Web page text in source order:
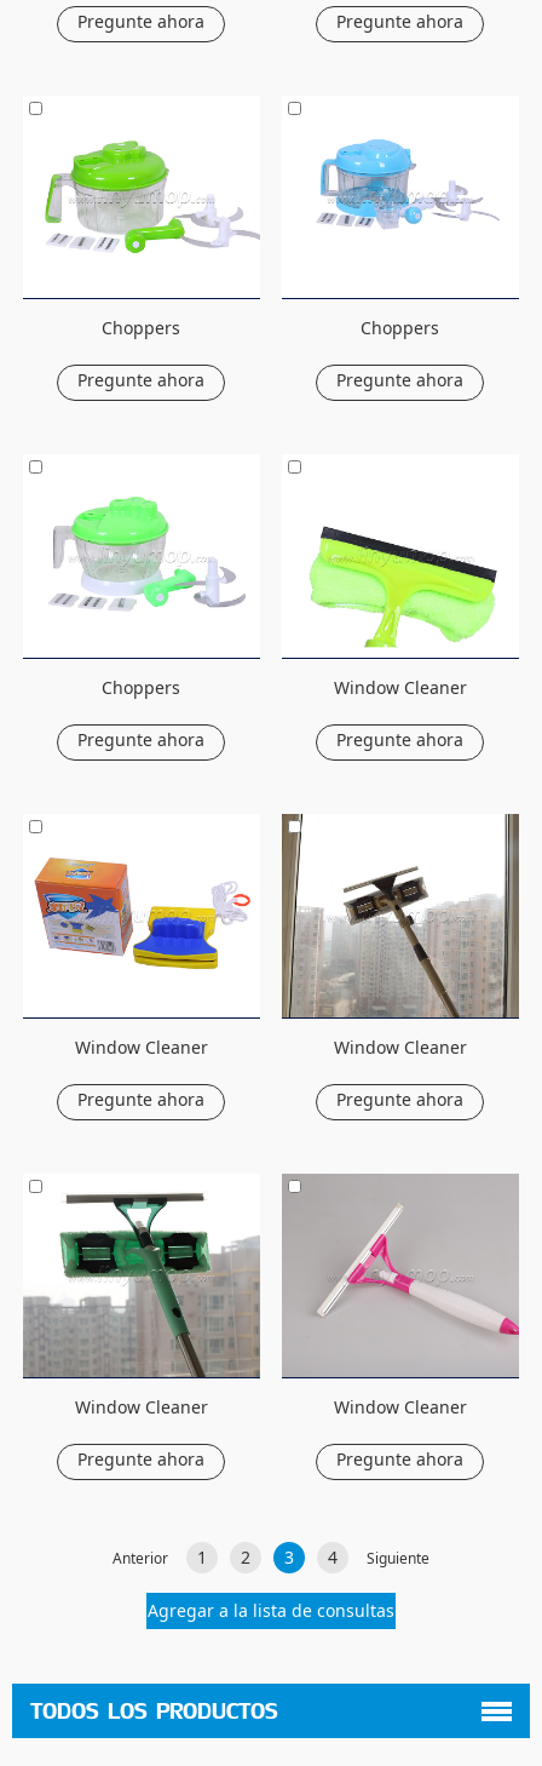
Pregunte ahora Pregunte ahora
Choppers
Pregunte ahora
Choppers
Pregunte ahora
Choppers
Pregunte ahora
Window Cleaner
Pregunte ahora
Window Cleaner
Pregunte ahora
Window Cleaner
Pregunte ahora
Window Cleaner
Pregunte ahora
Window Cleaner
Pregunte ahora
Anterior 1 2 3 4 Siguiente
TODOS LOS PRODUCTOS